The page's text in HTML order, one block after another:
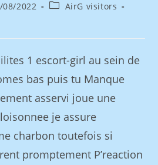
08/2022
AirG visitors
1 escort-girl au sein de
bas puis tu Manque
asservi joue une
je assure
charbon toutefois si
promptement P’reaction